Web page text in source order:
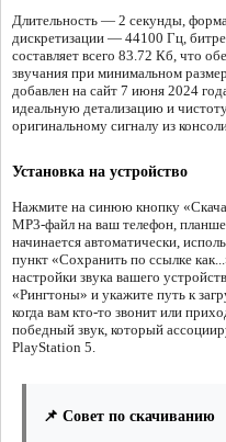
Длительность — 2 секунды,
дискретизации — 44100 Гц,
составляет всего 83.72 Кб, что
звучания при минимальном
добавлен на сайт 7 июня 2024
идеальную детализацию и
оригинальному сигналу из
Установка на устройство
Нажмите на синюю кнопку
MP3-файл на ваш телефон,
начинается автоматически,
пункт «Сохранить по ссылке
настройки звука вашего
«Рингтоны» и укажите путь к
когда вам кто-то звонит или
победный звук, который
PlayStation 5.
📌 Совет по скачиванию